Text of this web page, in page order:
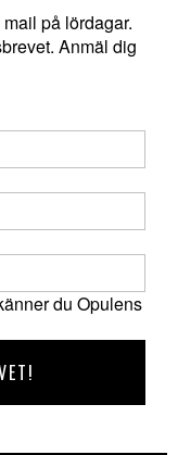
på lördagar.
Anmäl dig
du Opulens